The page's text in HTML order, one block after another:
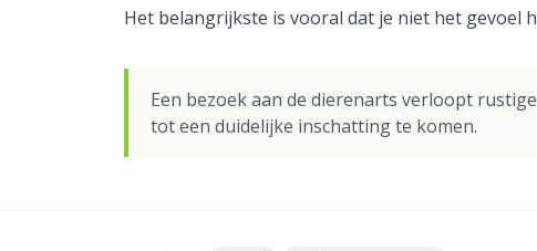
Het belangrijkste is vooral dat je niet het gevoel
Een bezoek aan de dierenarts verloopt
tot een duidelijke inschatting te komen.